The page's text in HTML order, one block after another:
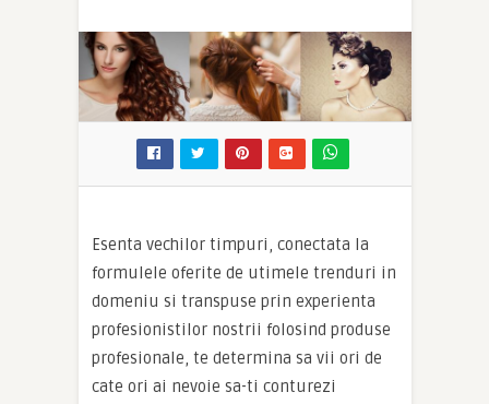
Esenta vechilor timpuri, conectata la
formulele oferite de utimele trenduri in
domeniu si transpuse prin experienta
profesionistilor nostrii folosind produse
profesionale, te determina sa vii ori de
cate ori ai nevoie sa-ti conturezi